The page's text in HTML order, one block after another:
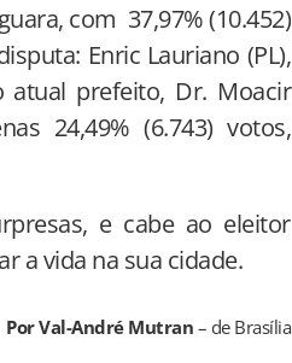
com 37,97% (10.452)
Enric Lauriano (PL),
atual prefeito, Dr. Moacir
24,49% (6.743) votos,
e cabe ao eleitor
a vida na sua cidade.
Por Val-André Mutran – de Brasília